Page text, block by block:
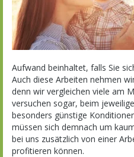
Aufwand beinhaltet, falls Sie
Auch diese Arbeiten nehmen
denn wir vergleichen viele am
versuchen sogar, beim
besonders günstige
müssen sich demnach um
bei uns zusätzlich von einer
profitieren können.